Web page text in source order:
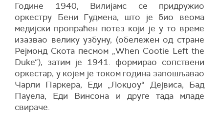
Године 1940, Вилијамс се придружио
оркестру Бени Гудмена, што је био веома
медијски пропраћен потез који је у то време
изазвао велику узбуну, (обележен од стране
Рејмонд Скота песмом „When Cootie Left the
Duke“), затим је 1941. формирао сопствени
оркестар, у којем је током година запошљавао
Чарли Паркера, Еди „Локџоу“ Дејвиса, Бад
Пауела, Еди Винсона и друге тада младе
свираче.